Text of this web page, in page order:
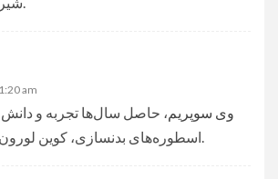
am
وی سوپریم، حاصل سال‌ها تجربه و دانش
اسطوره‌های بدنسازی، کوین لورون، است.